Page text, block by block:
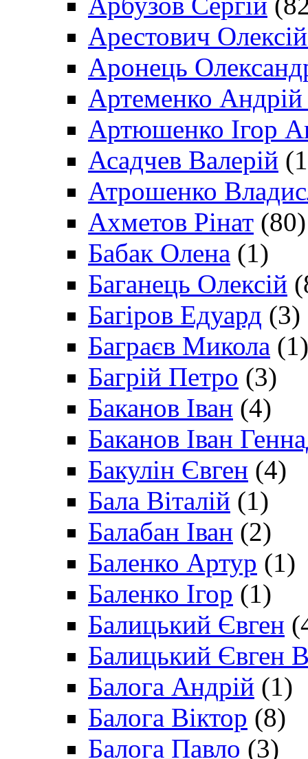
Арестович
Аронець
Артеменко Андрій
Артюшенко Ігор
Асадчев Валерій
Атрошенко
Ахметов Рінат (80)
Бабак Олена (1)
Баганець Олексій
Багіров Едуард (3)
Баграєв Микола (1)
Багрій Петро (3)
Баканов Іван (4)
Баканов Іван
Бакулін Євген (4)
Бала Віталій (1)
Балабан Іван (2)
Баленко Артур (1)
Баленко Ігор (1)
Балицький Євген
Балицький Євген
Балога Андрій (1)
Балога Віктор (8)
Балога Павло (3)